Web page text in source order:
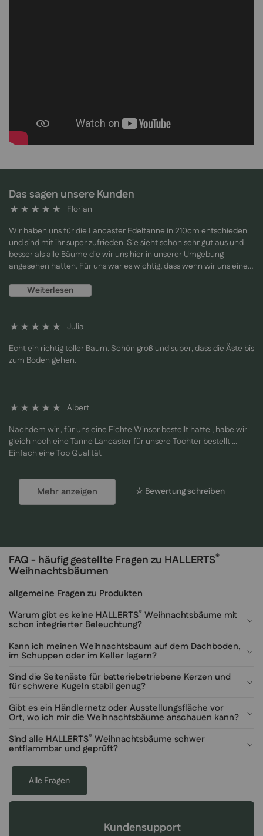
Das sagen unsere Kunden
Florian
Wir haben uns für die Lancaster Edeltanne in 210cm entschieden
und sind mit ihr super zufrieden. Sie sieht schon sehr gut aus und
besser als alle Bäume die wir uns hier in unserer Umgebung
angesehen hatten. Für uns war es wichtig, dass wenn wir uns einen
möglichst echt aussehen sollte.
Weiterlesen
Julia
Echt ein richtig toller Baum. Schön groß und super, dass die Äste bis
zum Boden gehen.
Albert
Nachdem wir , für uns eine Fichte Winsor bestellt hatte , habe wir
gleich noch eine Tanne Lancaster für unsere Tochter bestellt ...
Einfach eine Top Qualität
Mehr anzeigen ☆ Bewertung schreiben
FAQ - häufig gestellte Fragen zu HALLERTS®
Weihnachtsbäumen
allgemeine Fragen zu Produkten
Warum gibt es keine HALLERTS® Weihnachtsbäume mit
schon integrierter Beleuchtung?
Kann ich meinen Weihnachtsbaum auf dem Dachboden,
im Schuppen oder im Keller lagern?
Sind die Seitenäste für batteriebetriebene Kerzen und
für schwere Kugeln stabil genug?
Gibt es ein Händlernetz oder Ausstellungsfläche vor
Ort, wo ich mir die Weihnachtsbäume anschauen kann?
Sind alle HALLERTS® Weihnachtsbäume schwer
entflammbar und geprüft?
Alle Fragen
Kundensupport